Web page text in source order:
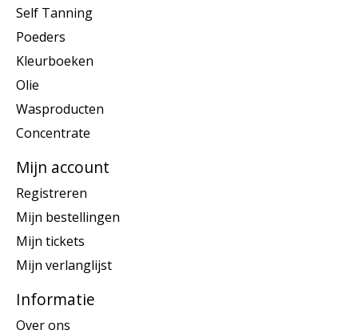
Self Tanning
Poeders
Kleurboeken
Olie
Wasproducten
Concentrate
Mijn account
Registreren
Mijn bestellingen
Mijn tickets
Mijn verlanglijst
Informatie
Over ons